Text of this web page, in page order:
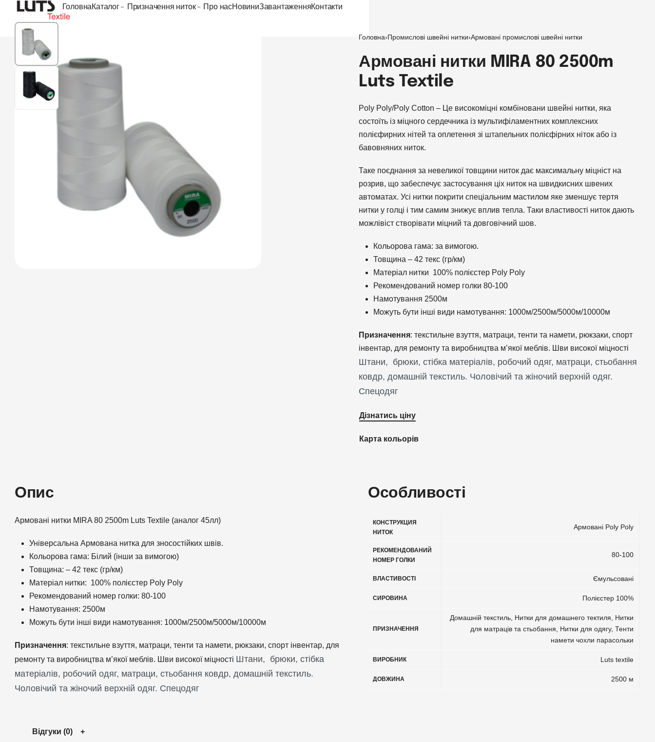
ГоловнаКаталог Призначення ниток Про насНовиниЗавантаженняКонтакти
Головна›Промислові швейні нитки›Армовані промислові швейні нитки
Армовані нитки MIRA 80 2500m
Luts Textile
Poly Poly/Poly Cotton – Це високоміцні комбіновани швейні нитки, яка
состоїть із міцного сердечника із мультифіламентних комплексних
полієфирних нітей та оплетення зі штапельних полієфірних ніток або із
бавовняних ниток.
Таке поєднання за невеликої товщини ниток дає максимальну міцніст на
розрив, що забеспечує застосування ціх ниток на швидкисних швених
автоматах. Усі нитки покрити спеціальним мастилом яке зменшує тертя
нитки у голці і тим самим знижує вплив тепла. Таки властивості ниток дають
можлівіст створівати міцний та довговічний шов.
Кольорова гама: за вимогою.
Товщина – 42 текс (гр/км)
Матеріал нитки 100% полієстер Poly Poly
Рекомендований номер голки 80-100
Намотування 2500м
Можуть бути інші види намотування: 1000м/2500м/5000м/10000м
Призначення: текстильне взуття, матраци, тенти та намети, рюкзаки, спорт
інвентар, для ремонту та виробництва м’якої меблів. Шви високої міцності
Штани, брюки, стібка матеріалів, робочий одяг, матраци, стьобання
ковдр, домашній текстиль. Чоловічий та жіночий верхній одяг.
Спецодяг
Дізнатись ціну
Карта кольорів
Опис
Армовані нитки MIRA 80 2500m Luts Textile (аналог 45лл)
Універсальна Армована нитка для зносостійких швів.
Кольорова гама: Білий (інши за вимогою)
Товщина: – 42 текс (гр/км)
Матеріал нитки: 100% полієстер Poly Poly
Рекомендований номер голки: 80-100
Намотування: 2500м
Можуть бути інші види намотування: 1000м/2500м/5000м/10000м
Призначення: текстильне взуття, матраци, тенти та намети, рюкзаки, спорт інвентар, для
ремонту та виробництва м’якої меблів. Шви високої міцності Штани, брюки, стібка
матеріалів, робочий одяг, матраци, стьобання ковдр, домашній текстиль.
Чоловічий та жіночий верхній одяг. Спецодяг
Особливості
КОНСТРУКЦИЯ
НИТОК
Армовані Poly Poly
РЕКОМЕНДОВАНИЙ
НОМЕР ГОЛКИ
80-100
ВЛАСТИВОСТІ Ємульсовані
СИРОВИНА Полієстер 100%
ПРИЗНАЧЕННЯ
Домашній текстиль Нитки для домашнего тектиля
Нитки
для матраців та стьобання
Нитки для одягу,Тенти
намети чохли парасольки
ВИРОБНИК Luts textile
ДОВЖИНА 2500 м
Відгуки (0)